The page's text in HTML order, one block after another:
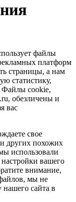
файлы
платформ
страницы, а нам
статистику,
Файлы сookie,
обезличены и
вас
свое
других похожих
использовали
вашего
внимание,
мы не
нашего сайта в